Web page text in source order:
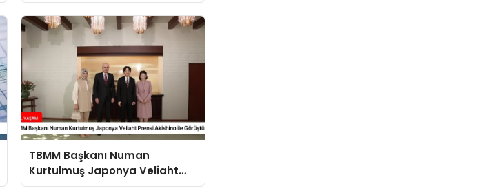
TBMM Başkanı Numan
Kurtulmuş Japonya Veliaht
Prensi Akishino ile Görüştü